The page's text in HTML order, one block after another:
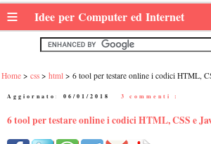
≡ Idee per Computer ed Internet
Home css html 6 tool per testare online i codici HTML,
Aggiornato: 06/01/2018 3 commenti :
6 tool per testare online i codici HTML, CSS e